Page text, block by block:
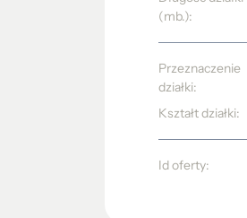
(mb.):
Przeznaczenie
działki:
Kształt działki:
Id oferty: